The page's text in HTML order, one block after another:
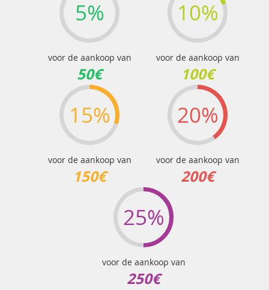
5%
voor de aankoop van
50€
10%
voor de aankoop van
100€
15%
voor de aankoop van
150€
20%
voor de aankoop van
200€
25%
voor de aankoop van
250€